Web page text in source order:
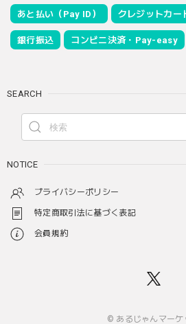
あと払い（Pay ID） クレジットカー
銀行振込 コンビニ決済・Pay-easy
SEARCH
NOTICE
プライバシーポリシー
特定商取引法に基づく表記
会員規約
© あるじゃんマーケ